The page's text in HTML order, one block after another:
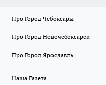
Про Город Чебоксары
Про Город Новочебоксарск
Про Город Ярославль
Наша Газета